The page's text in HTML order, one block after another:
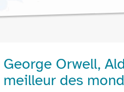
George Orwell,
meilleur des